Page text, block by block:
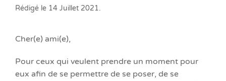
Rédigé le 14 Juillet 2021.
Cher(e) ami(e),
Pour ceux qui veulent prendre un moment pour
eux afin de se permettre de se poser, de se